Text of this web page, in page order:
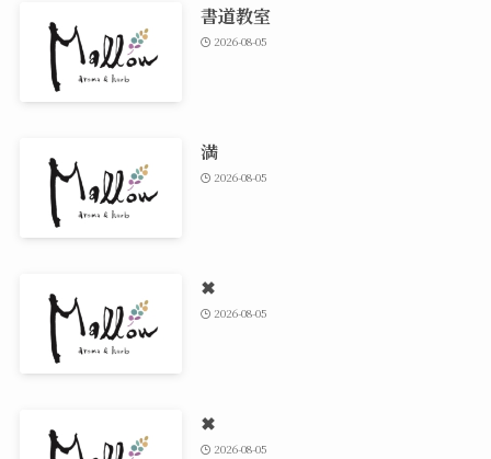
書道教室
2026-08-05
満
2026-08-05
✖
2026-08-05
✖
2026-08-05